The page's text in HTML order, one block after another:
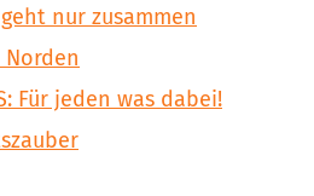
nur zusammen
Für jeden was dabei!